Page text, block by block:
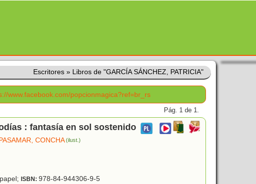
Escritores » Libros de "GARCÍA SÁNCHEZ, PATRICIA"
www.facebook.com/popcionmagica?ref=br_rs
Pág. 1 de 1.
: fantasía en sol sostenido
CONCHA(ilust.)
ISBN: 978-84-944306-9-5